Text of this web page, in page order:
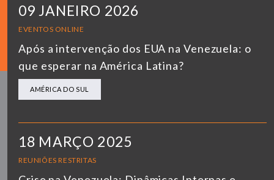
09 JANEIRO 2026
EVENTOS ONLINE
Após a intervenção dos EUA na Venezuela: o
que esperar na América Latina?
AMÉRICA DO SUL
18 MARÇO 2025
REUNIÕES RESTRITAS